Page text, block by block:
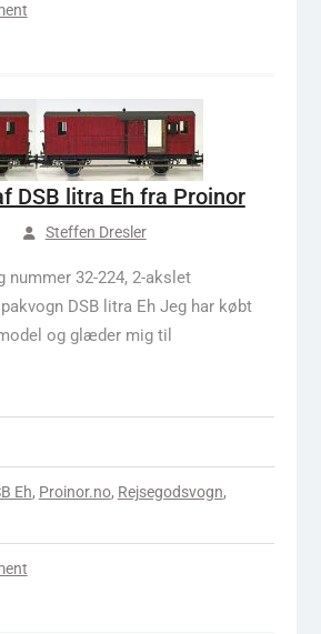
DSB litra Eh fra Proinor
Steffen Dresler
nummer 32-224, 2-akslet
DSB litra Eh Jeg har købt
og glæder mig til
Eh, Proinor.no, Rejsegodsvogn,